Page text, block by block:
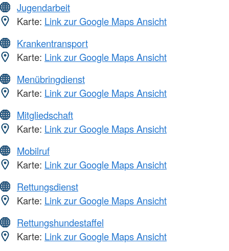
Jugendarbeit
Karte: Link zur Google Maps Ansicht
Krankentransport
Karte: Link zur Google Maps Ansicht
Menübringdienst
Karte: Link zur Google Maps Ansicht
Mitgliedschaft
Karte: Link zur Google Maps Ansicht
Mobilruf
Karte: Link zur Google Maps Ansicht
Rettungsdienst
Karte: Link zur Google Maps Ansicht
Rettungshundestaffel
Karte: Link zur Google Maps Ansicht